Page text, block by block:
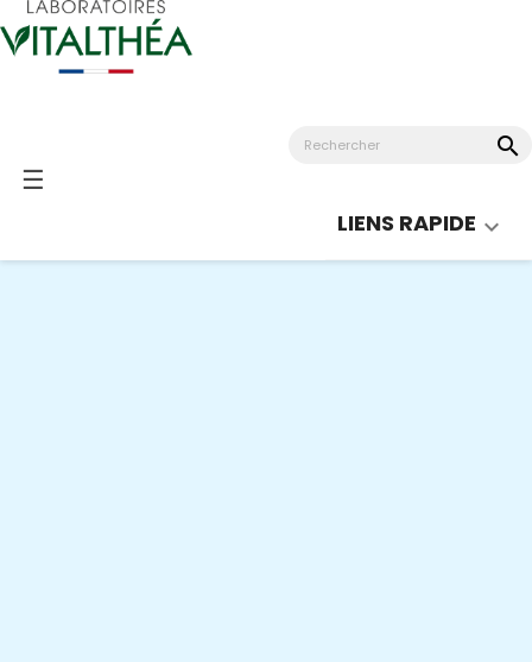
Basculer
☰
search
LIENS RAPIDE 